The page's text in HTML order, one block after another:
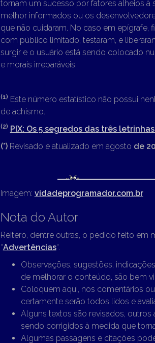
tornam um sucesso por fatores alheios à
melhor informados ou os
que não cuidaram. No caso em epígrafe,
com público limitado, testaram, e
surgir e o usuário está sendo colocado
e morais irreparáveis.
(1) Este número estatístico não possui
de achismo.
(2) PIX: Os 5 segredos das três
(*)Revisado e atualizado em agosto de
Imagem: vidadeprogramador.com.br
Nota do Autor
Reitero, dentre outras, o pedido feito em
“Advertências“.
Observações, sugestões,
de melhorar o conteúdo, são bem
Coloquem aqui, nos comentários
certamente serão todos lidos e
Alguns textos são revisados,
sendo corrigidos à medida que
Algumas passagens e citações